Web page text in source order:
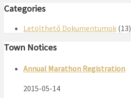
Categories
Letölthető Dokumentumok (13)
Town Notices
Annual Marathon Registration
2015-05-14